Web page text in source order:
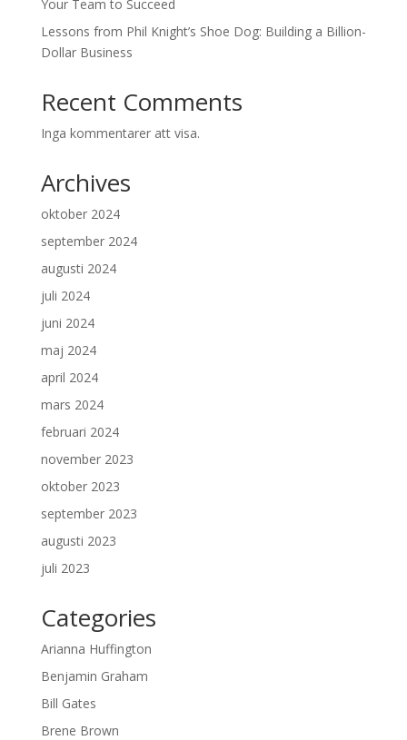
Your Team to Succeed
Lessons from Phil Knight’s Shoe Dog: Building a Billion-
Dollar Business
Recent Comments
Inga kommentarer att visa.
Archives
oktober 2024
september 2024
augusti 2024
juli 2024
juni 2024
maj 2024
april 2024
mars 2024
februari 2024
november 2023
oktober 2023
september 2023
augusti 2023
juli 2023
Categories
Arianna Huffington
Benjamin Graham
Bill Gates
Brene Brown